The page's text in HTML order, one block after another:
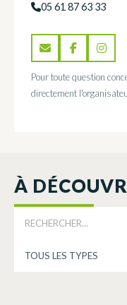
05 61 87 63 33
Pour toute question
directement
À